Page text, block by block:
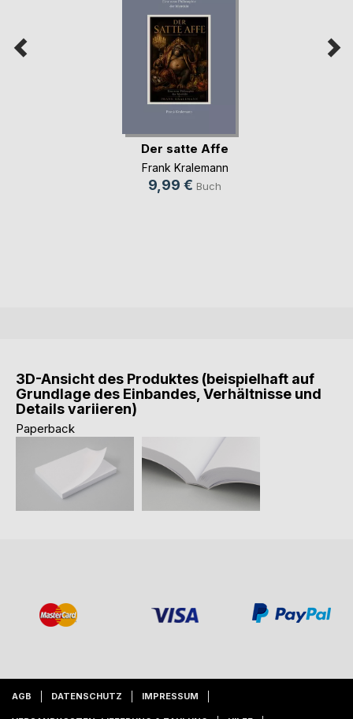
Der satte Affe
Frank Kralemann
9,99 € Buch
3D-Ansicht des Produktes (beispielhaft auf
Grundlage des Einbandes, Verhältnisse und
Details variieren)
Paperback
AGB DATENSCHUTZ IMPRESSUM